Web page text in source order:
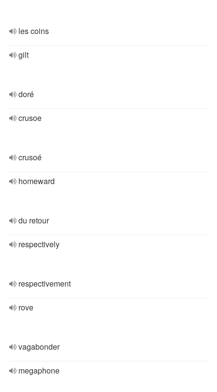
les coins
gilt
doré
crusoe
crusoé
homeward
du retour
respectively
respectivement
rove
vagabonder
megaphone